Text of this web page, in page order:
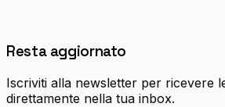
Resta aggiornato
Iscriviti alla newsletter per ricevere
direttamente nella tua inbox.